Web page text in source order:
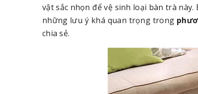
vật sắc nhọn để vệ sinh loại bàn trà
những lưu ý khá quan trọng trong
chia sẻ.